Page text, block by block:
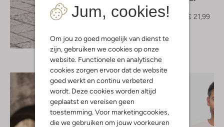
Jum, cookies!
Om jou zo goed mogelijk van dienst te
zijn, gebruiken we cookies op onze
website. Functionele en analytische
cookies zorgen ervoor dat de website
goed werkt en continu verbeterd
wordt. Deze cookies worden altijd
geplaatst en vereisen geen
toestemming. Voor marketingcookies,
die we gebruiken om jouw voorkeuren
Ontdek de look
T-shirt
€ 44,99
€ 21,99